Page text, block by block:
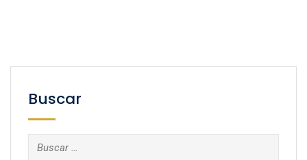
Buscar
Buscar: